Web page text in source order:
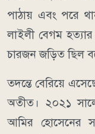
পাঠায় এবং পরে
লাইলী বেগম
চারজন জড়িত ছিল
তদন্তে বেরিয়ে
অতীত। ২০২১
আমির হোসেনের